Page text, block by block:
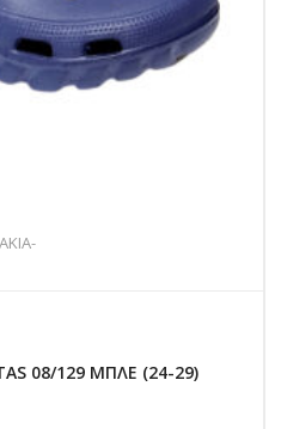
08/129 ΜΠΛΕ (24-29)